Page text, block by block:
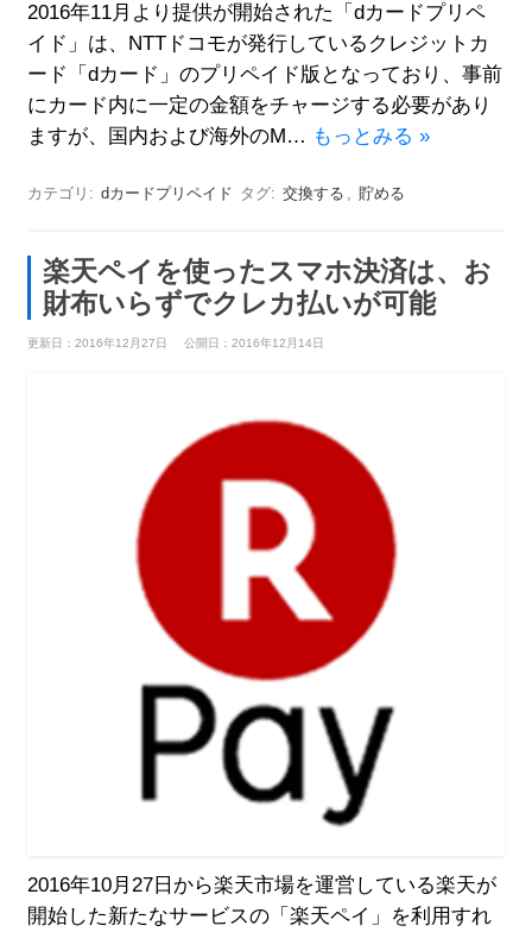
2016年11月より提供が開始された「dカードプリペ
イド」は、NTTドコモが発行しているクレジットカ
ード「dカード」のプリペイド版となっており、事前
にカード内に一定の金額をチャージする必要があり
ますが、国内および海外のM… もっとみる »
カテゴリ: dカードプリペイド タグ: 交換する , 貯める
楽天ペイを使ったスマホ決済は、お
財布いらずでクレカ払いが可能
更新日：2016年12月27日 公開日：2016年12月14日
2016年10月27日から楽天市場を運営している楽天が
開始した新たなサービスの「楽天ペイ」を利用すれ